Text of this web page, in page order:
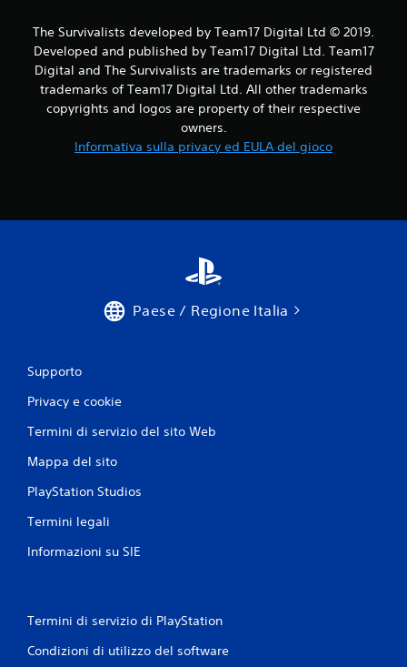
The Survivalists developed by Team17 Digital Ltd © 2019.
Developed and published by Team17 Digital Ltd. Team17
Digital and The Survivalists are trademarks or registered
trademarks of Team17 Digital Ltd. All other trademarks
copyrights and logos are property of their respective
owners.
Informativa sulla privacy ed EULA del gioco
Paese / Regione Italia
Supporto
Privacy e cookie
Termini di servizio del sito Web
Mappa del sito
PlayStation Studios
Termini legali
Informazioni su SIE
Termini di servizio di PlayStation
Condizioni di utilizzo del software